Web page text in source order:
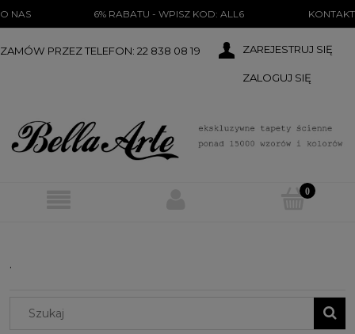
O NAS 6% RABATU - WPISZ KOD: ALL6 KONTAKT
ZAMÓW PRZEZ TELEFON: 22 838 08 19 ZAREJESTRUJ SIĘ
ZALOGUJ SIĘ
.